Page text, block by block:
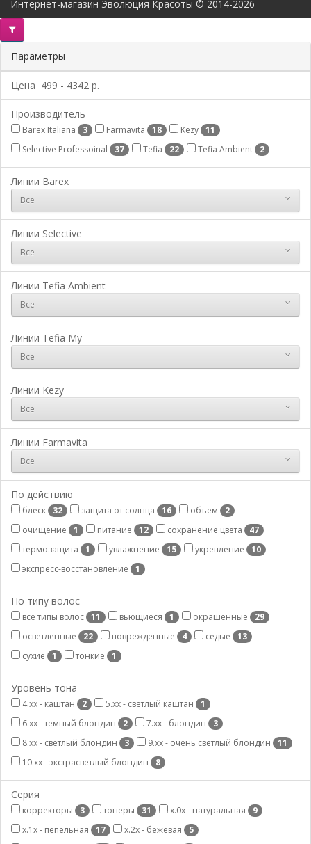
Интернет-магазин Эволюция Красоты © 2014-2026
Параметры
Цена 499 - 4342 р.
Производитель
Barex Italiana 3 Farmavita 18 Kezy 11
Selective Professoinal
37 Tefia 22 Tefia Ambient 2
Линии Barex
Все
Линии Selective
Все
Линии Tefia Ambient
Все
Линии Tefia My
Все
Линии Kezy
Все
Линии Farmavita
Все
По действию
блеск 32 защита от солнца 16 объем
2
очищение
1 питание 12 сохранение цвета
47
термозащита
1 увлажнение 15 укрепление
10
экспресс-восстановление
1
По типу волос
все типы волос 11 вьющиеся 1 окрашенные
29
осветленные
22 поврежденные 4 седые
13
сухие
1 тонкие 1
Уровень тона
4.хх - каштан 2 5.хх - светлый каштан
1
6.хх - темный блондин
2 7.хх - блондин
3
8.хх - светлый блондин
3 9.хх - очень светлый блондин
11
10.хх - экстрасветлый блондин
8
Серия
корректоры 3 тонеры 31 х.0х - натуральная
9
х.1х - пепельная
17 х.2х - бежевая
5